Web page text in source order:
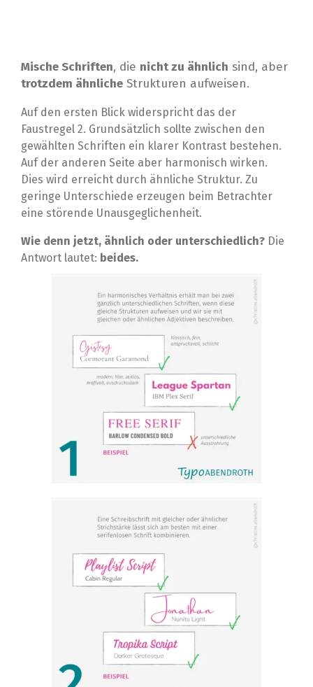
Mische Schriften, die nicht zu ähnlich sind, aber
trotzdem ähnliche Strukturen aufweisen.
Auf den ersten Blick widerspricht das der
Faustregel 2. Grundsätzlich sollte zwischen den
gewählten Schriften ein klarer Kontrast bestehen.
Auf der anderen Seite aber harmonisch wirken.
Dies wird erreicht durch ähnliche Struktur. Zu
geringe Unterschiede erzeugen beim Betrachter
eine störende Unausgeglichenheit.
Wie denn jetzt, ähnlich oder unterschiedlich? Die
Antwort lautet: beides.